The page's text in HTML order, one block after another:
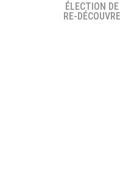
ÉLECTION
RE-